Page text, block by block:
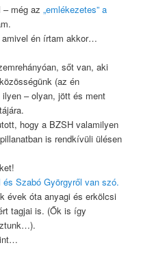
– még az„emlékezetes” a
én írtam akkor…
sőt van, aki
(az én
– olyan, jött és ment
hogy a BZSH valamilyen
is rendkívüli ülésen
Szabó Györgyről van szó.
évek óta anyagi és erkölcsi
tagjai is. (Ők is így